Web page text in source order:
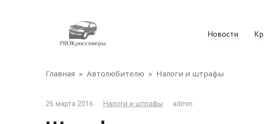
Новости
Главная » Автолюбителю » Налоги и штрафы
26 марта 2016 Налоги и штрафы admin